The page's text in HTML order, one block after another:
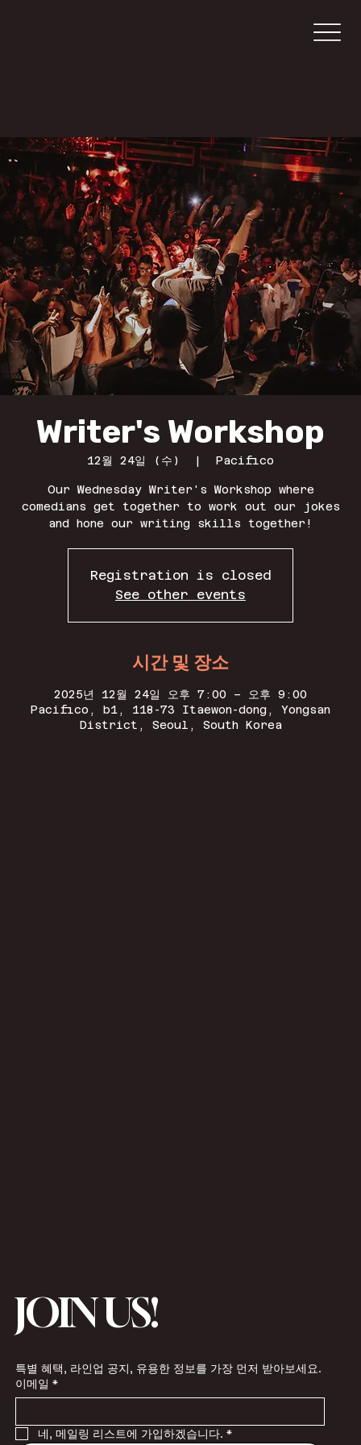
Writer's Workshop
12월 24일 (수)
  |
Pacifico
Our Wednesday Writer's Workshop where
comedians get together to work out our jokes
and hone our writing skills together!
Registration is closed
See other events
시간 및 장소
2025년 12월 24일 오후 7:00 – 오후 9:00
Pacifico, b1, 118-73 Itaewon-dong, Yongsan
District, Seoul, South Korea
JOIN US!
특별 혜택, 라인업 공지, 유용한 정보를 가장 먼저 받아보세요.
이메일 *
네, 메일링 리스트에 가입하겠습니다. *